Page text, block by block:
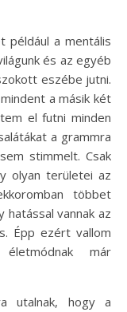
például a mentális
és az egyéb
eszébe jutni.
a másik két
el futni minden
a grammra
stimmelt. Csak
olyan területei az
többet
hatással vannak az
Épp ezért vallom
már
utalnak, hogy a